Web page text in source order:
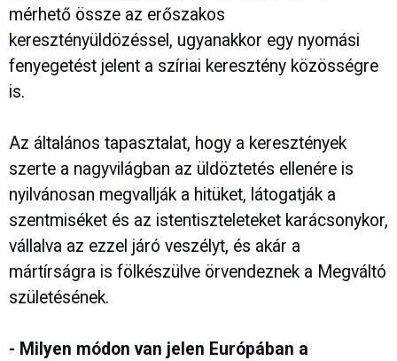
mérhető össze az erőszakos
keresztényüldözéssel, ugyanakkor egy nyomási
fenyegetést jelent a szíriai keresztény közösségre
is.
Az általános tapasztalat, hogy a keresztények
szerte a nagyvilágban az üldöztetés ellenére is
nyilvánosan megvallják a hitüket, látogatják a
szentmiséket és az istentiszteleteket karácsonykor,
vállalva az ezzel járó veszélyt, és akár a
mártírságra is fölkészülve örvendeznek a Megváltó
születésének.
- Milyen módon van jelen Európában a